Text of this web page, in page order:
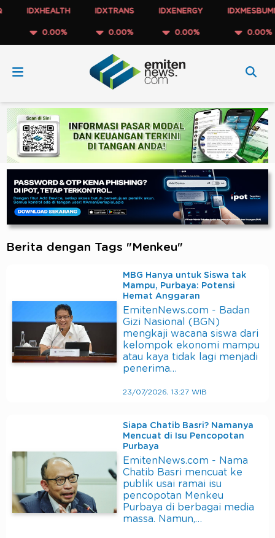
IDXHEALTH
0.00%
IDXTRANS
0.00%
IDXENERGY
0.00%
IDXMESBUMN
0.00%
Berita dengan Tags "Menkeu"
MBG Hanya untuk Siswa tak
Mampu, Purbaya: Potensi
Hemat Anggaran
EmitenNews.com - Badan
Gizi Nasional (BGN)
mengkaji wacana siswa dari
kelompok ekonomi mampu
atau kaya tidak lagi menjadi
penerima…
23/07/2026, 13:27 WIB
Siapa Chatib Basri? Namanya
Mencuat di Isu Pencopotan
Purbaya
EmitenNews.com - Nama
Chatib Basri mencuat ke
publik usai ramai isu
pencopotan Menkeu
Purbaya di berbagai media
massa. Namun,…